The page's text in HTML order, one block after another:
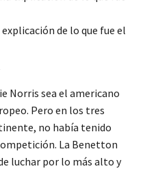
de lo que fue el
Norris sea el americano
Pero en los tres
no había tenido
La Benetton
luchar por lo más alto y